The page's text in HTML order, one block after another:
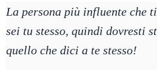
La persona più influente che
sei tu stesso, quindi dovresti
quello che dici a te stesso!